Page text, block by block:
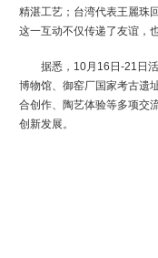
精湛工艺；台湾代表王麗珠
这一互动不仅传递了友谊，
据悉，10月16日-21日
博物馆、御窑厂国家考古遗
合创作、陶艺体验等多项交
创新发展。